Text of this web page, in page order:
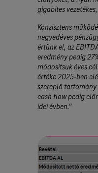
gigabites
Konzisztens
negyedéves
értünk el, az
eredmény pedig
módosítsuk éves
értéke 2025-ben
szereplő
cash flow pedig
idei évben.”